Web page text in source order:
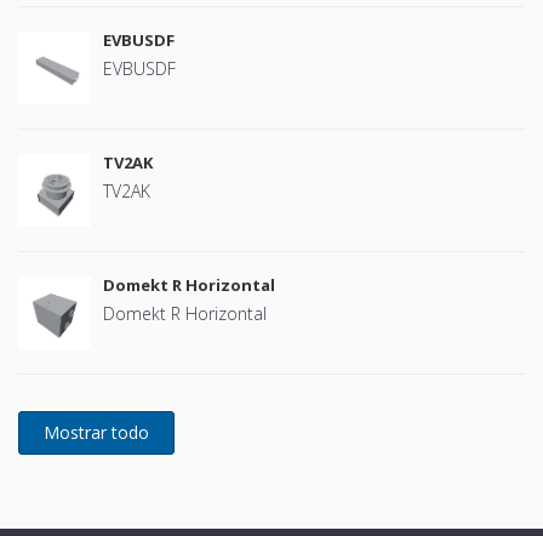
EVBUSDF
EVBUSDF
TV2AK
TV2AK
Domekt R Horizontal
Domekt R Horizontal